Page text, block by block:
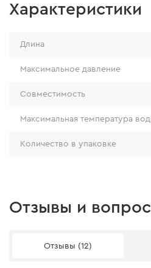
Характеристики
Длина
Максимальное давление
Совместимость
Максимальная температура
Количество в упаковке
Отзывы и
Отзывы (12)